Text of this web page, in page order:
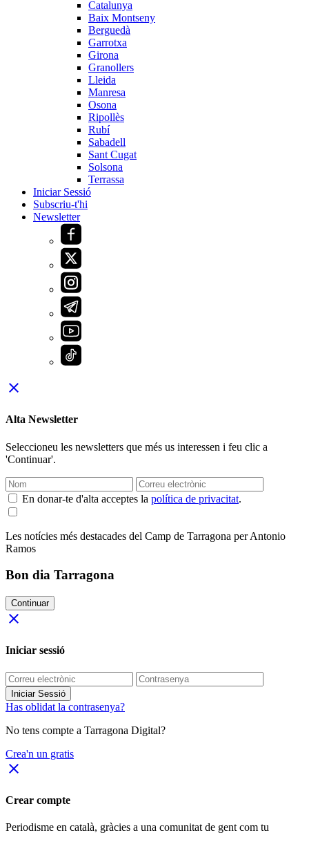
Catalunya
Baix Montseny
Berguedà
Garrotxa
Girona
Granollers
Lleida
Manresa
Osona
Ripollès
Rubí
Sabadell
Sant Cugat
Solsona
Terrassa
Iniciar Sessió
Subscriu-t'hi
Newsletter
close
Alta Newsletter
Seleccioneu les newsletters que més us interessen i feu clic a
'Continuar'.
En donar-te d'alta acceptes la política de privacitat.
Les notícies més destacades del Camp de Tarragona per Antonio
Ramos
Bon dia Tarragona
Continuar
close
Iniciar sessió
Iniciar Sessió
Has oblidat la contrasenya?
No tens compte a Tarragona Digital?
Crea'n un gratis
close
Crear compte
Periodisme en català, gràcies a una comunitat de gent com tu